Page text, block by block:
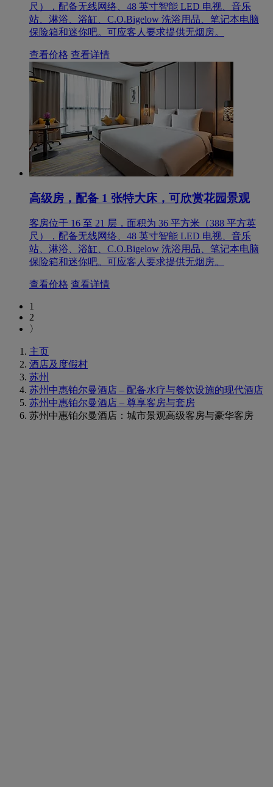
尺），配备无线网络、48 英寸智能 LED 电视、音乐
站、淋浴、浴缸、C.O.Bigelow 洗浴用品、笔记本电脑
保险箱和迷你吧。可应客人要求提供无烟房。
查看价格 查看详情
高级房，配备 1 张特大床，可欣赏花园景观
客房位于 16 至 21 层，面积为 36 平方米（388 平方英
尺），配备无线网络、48 英寸智能 LED 电视、音乐
站、淋浴、浴缸、C.O.Bigelow 洗浴用品、笔记本电脑
保险箱和迷你吧。可应客人要求提供无烟房。
查看价格 查看详情
1
2
〉
主页
酒店及度假村
苏州
苏州中惠铂尔曼酒店 – 配备水疗与餐饮设施的现代酒店
苏州中惠铂尔曼酒店 – 尊享客房与套房
苏州中惠铂尔曼酒店：城市景观高级客房与豪华客房